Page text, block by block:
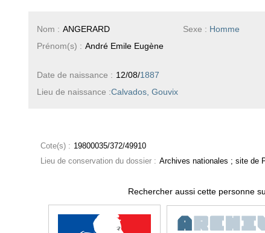
Sexe : Homme
Nom : ANGERARD
Prénom(s) : André Emile Eugène
Date de naissance : 12/08/1887
Lieu de naissance :Calvados, Gouvix
Cote(s) : 19800035/372/49910
Lieu de conservation du dossier : Archives nationales ; site de
Rechercher aussi cette personne